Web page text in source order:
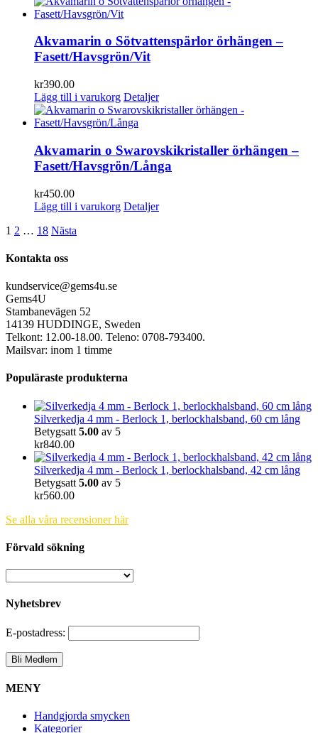
Akvamarin o Sötvattenspärlor örhängen –
Fasett/Havsgrön/Vit
kr390.00
Lägg till i varukorg Detaljer
Akvamarin o Swarovskikristaller örhängen –
Fasett/Havsgrön/Långa
kr450.00
Lägg till i varukorg Detaljer
1 2 … 18 Nästa
Kontakta oss
kundservice@gems4u.se
Gems4U
Stambanevägen 52
14139 HUDDINGE, Sweden
Telkont: 12.00-18.00. Teleno: 0708-793400.
Mailsvar: inom 1 timme
Populäraste produkterna
Silverkedja 4 mm - Berlock 1, berlockhalsband, 60 cm lång
Betygsatt 5.00 av 5
kr840.00
Silverkedja 4 mm - Berlock 1, berlockhalsband, 42 cm lång
Betygsatt 5.00 av 5
kr560.00
Se alla våra recensioner här
Förvald sökning
Nyhetsbrev
E-postadress:
MENY
Handgjorda smycken
Kategorier